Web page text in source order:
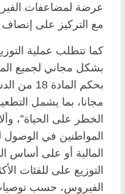
عرضة لمضاعفات
مع التركيز على
كما تتطلب عملية
بشكل مجاني لجميع
بحكم
مجانا، بما يشمل
الخطر على الحياة”،
المواطنين في
المالية أو على أساس
التوزيع على للفئات
الفيروس، حسب